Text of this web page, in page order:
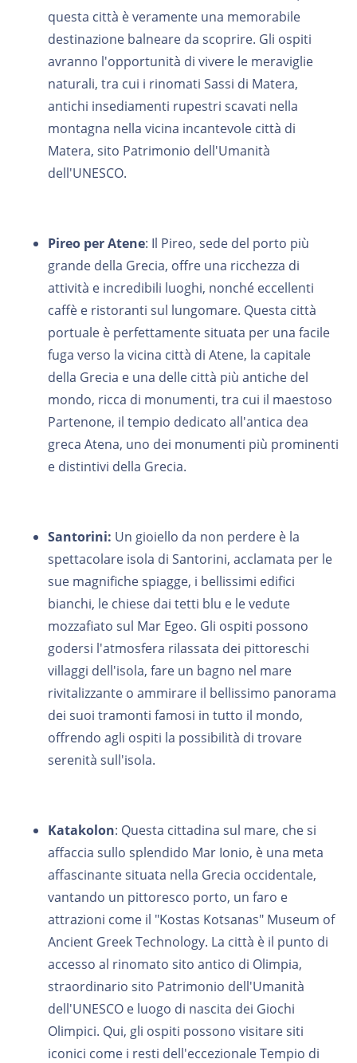
questa città è veramente una memorabile
destinazione balneare da scoprire. Gli ospiti
avranno l'opportunità di vivere le meraviglie
naturali, tra cui i rinomati Sassi di Matera,
antichi insediamenti rupestri scavati nella
montagna nella vicina incantevole città di
Matera, sito Patrimonio dell'Umanità
dell'UNESCO.
Pireo per Atene: Il Pireo, sede del porto più
grande della Grecia, offre una ricchezza di
attività e incredibili luoghi, nonché eccellenti
caffè e ristoranti sul lungomare. Questa città
portuale è perfettamente situata per una facile
fuga verso la vicina città di Atene, la capitale
della Grecia e una delle città più antiche del
mondo, ricca di monumenti, tra cui il maestoso
Partenone, il tempio dedicato all'antica dea
greca Atena, uno dei monumenti più prominenti
e distintivi della Grecia.
Santorini: Un gioiello da non perdere è la
spettacolare isola di Santorini, acclamata per le
sue magnifiche spiagge, i bellissimi edifici
bianchi, le chiese dai tetti blu e le vedute
mozzafiato sul Mar Egeo. Gli ospiti possono
godersi l'atmosfera rilassata dei pittoreschi
villaggi dell'isola, fare un bagno nel mare
rivitalizzante o ammirare il bellissimo panorama
dei suoi tramonti famosi in tutto il mondo,
offrendo agli ospiti la possibilità di trovare
serenità sull'isola.
Katakolon: Questa cittadina sul mare, che si
affaccia sullo splendido Mar Ionio, è una meta
affascinante situata nella Grecia occidentale,
vantando un pittoresco porto, un faro e
attrazioni come il "Kostas Kotsanas" Museum of
Ancient Greek Technology. La città è il punto di
accesso al rinomato sito antico di Olimpia,
straordinario sito Patrimonio dell'Umanità
dell'UNESCO e luogo di nascita dei Giochi
Olimpici. Qui, gli ospiti possono visitare siti
iconici come i resti dell'eccezionale Tempio di